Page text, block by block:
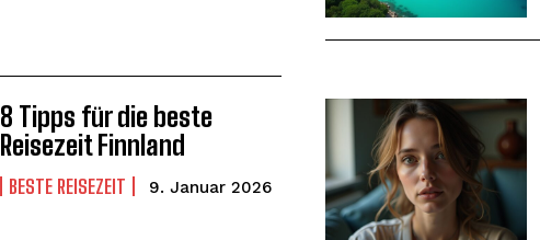
8 Tipps für die beste
Reisezeit Finnland
BESTE REISEZEIT 9. Januar 2026